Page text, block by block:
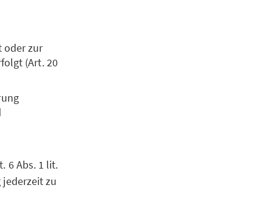
oder zur
(Art. 20
6 Abs. 1 lit.
jederzeit zu